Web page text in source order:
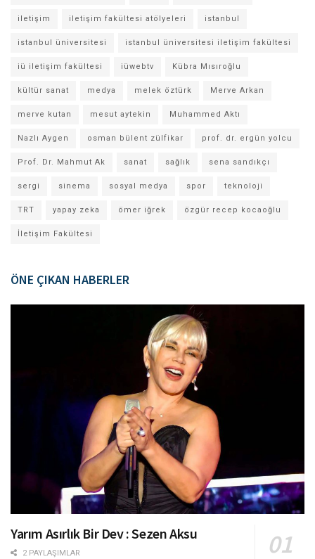
iletişim iletişim fakültesi atölyeleri istanbul
istanbul üniversitesi istanbul üniversitesi iletişim fakültesi
iü iletişim fakültesi iüwebtv Kübra Mısıroğlu
kültür sanat medya melek öztürk Merve Arkan
merve kutan mesut aytekin Muhammed Aktı
Nazlı Aygen osman bülent zülfikar prof. dr. ergün yolcu
Prof. Dr. Mahmut Ak sanat sağlık sena sandıkçı
sergi sinema sosyal medya spor teknoloji
TRT yapay zeka ömer iğrek özgür recep kocaoğlu
İletişim Fakültesi
ÖNE ÇIKAN HABERLER
Yarım Asırlık Bir Dev : Sezen Aksu
2 PAYLAŞIMLAR